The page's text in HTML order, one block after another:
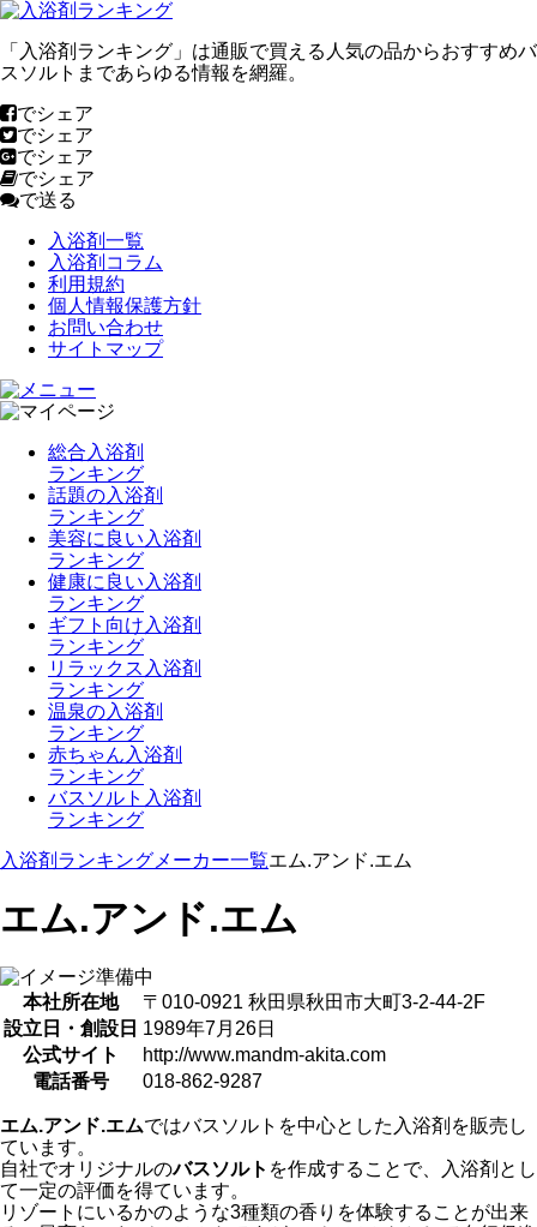
「入浴剤ランキング」は通販で買える人気の品からおすすめバ
スソルトまであらゆる情報を網羅。
でシェア
でシェア
でシェア
でシェア
で送る
入浴剤一覧
入浴剤コラム
利用規約
個人情報保護方針
お問い合わせ
サイトマップ
総合入浴剤
ランキング
話題の入浴剤
ランキング
美容に良い入浴剤
ランキング
健康に良い入浴剤
ランキング
ギフト向け入浴剤
ランキング
リラックス入浴剤
ランキング
温泉の入浴剤
ランキング
赤ちゃん入浴剤
ランキング
バスソルト入浴剤
ランキング
入浴剤ランキング メーカー一覧エム.アンド.エム
エム.アンド.エム
本社所在地
〒010-0921 秋田県秋田市大町3-2-44-2F
設立日・創設日 1989年7月26日
公式サイト
http://www.mandm-akita.com
電話番号
018-862-9287
エム.アンド.エムではバスソルトを中心とした入浴剤を販売し
ています。
自社でオリジナルのバスソルト を作成することで、入浴剤とし
て一定の評価を得ています。
リゾートにいるかのような3種類の香りを体験することが出来